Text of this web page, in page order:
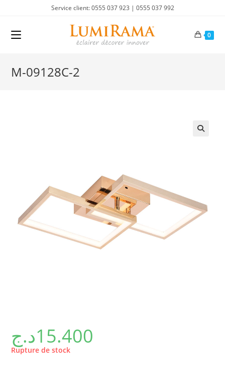
content
Service client: 0555 037 923 | 0555 037 992
0
M-09128C-2
15.400د.ج
Rupture de stock